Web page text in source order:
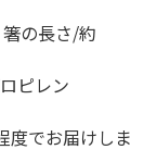
の長さ/約
ピレン
でお届けしま